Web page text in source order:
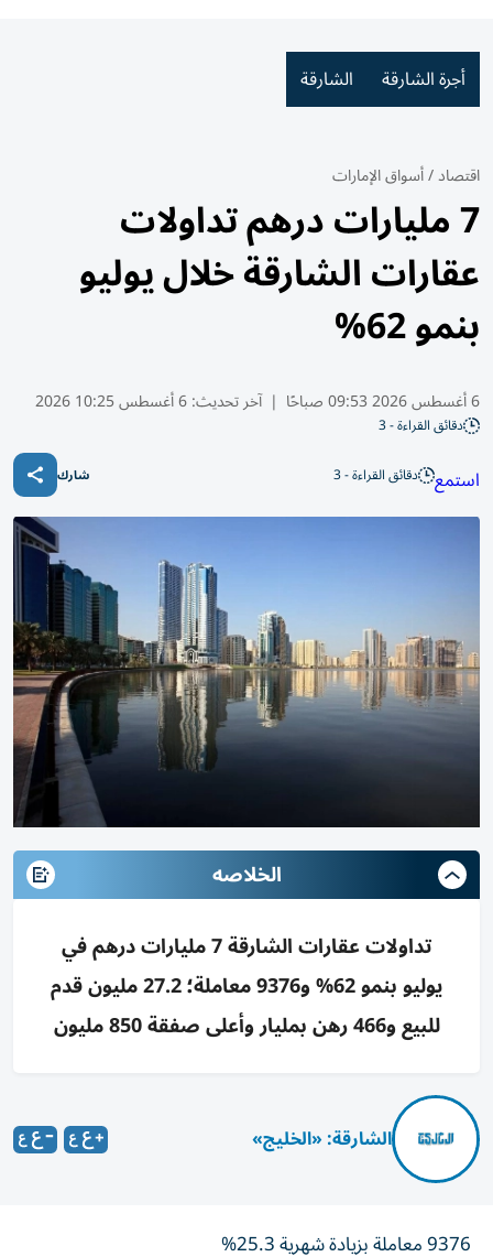
أجرة الشارقة الشارقة
اقتصاد/أسواق الإمارات
7 مليارات درهم تداولات
عقارات الشارقة خلال يوليو
بنمو 62%
6 أغسطس 2026 09:53 صباحًا | آخر تحديث:6 أغسطس 10:25 2026
دقائق القراءة - 3
استمع دقائق القراءة - 3 شارك
الخلاصه
تداولات عقارات الشارقة 7 مليارات درهم في
يوليو بنمو 62% و9376 معاملة؛ 27.2 مليون قدم
للبيع و466 رهن بمليار وأعلى صفقة 850 مليون
الشارقة: «الخليج»
9376 معاملة بزيادة شهرية 25.3%